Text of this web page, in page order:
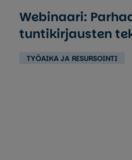
Webinaari:
tuntikirjausten
TYÖAIKA JA RESURSOINTI